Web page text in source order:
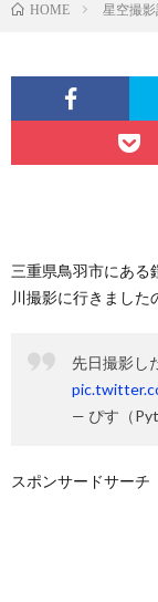
HOME 星空撮
三重県鳥羽市にある
川撮影に行きました
先日撮影し
— ぴす（
スポンサードサーチ